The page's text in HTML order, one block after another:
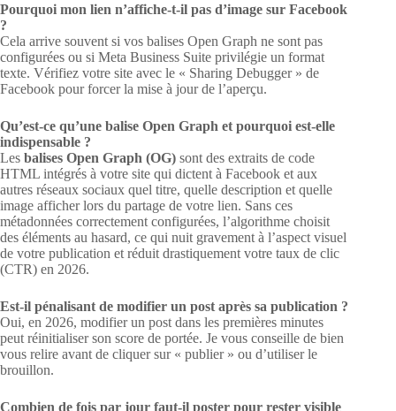
Pourquoi mon lien n’affiche-t-il pas d’image sur Facebook
?
Cela arrive souvent si vos balises Open Graph ne sont pas
configurées ou si Meta Business Suite privilégie un format
texte. Vérifiez votre site avec le « Sharing Debugger » de
Facebook pour forcer la mise à jour de l’aperçu.
Qu’est-ce qu’une balise Open Graph et pourquoi est-elle
indispensable ?
Les balises Open Graph (OG) sont des extraits de code
HTML intégrés à votre site qui dictent à Facebook et aux
autres réseaux sociaux quel titre, quelle description et quelle
image afficher lors du partage de votre lien. Sans ces
métadonnées correctement configurées, l’algorithme choisit
des éléments au hasard, ce qui nuit gravement à l’aspect visuel
de votre publication et réduit drastiquement votre taux de clic
(CTR) en 2026.
Est-il pénalisant de modifier un post après sa publication ?
Oui, en 2026, modifier un post dans les premières minutes
peut réinitialiser son score de portée. Je vous conseille de bien
vous relire avant de cliquer sur « publier » ou d’utiliser le
brouillon.
Combien de fois par jour faut-il poster pour rester visible